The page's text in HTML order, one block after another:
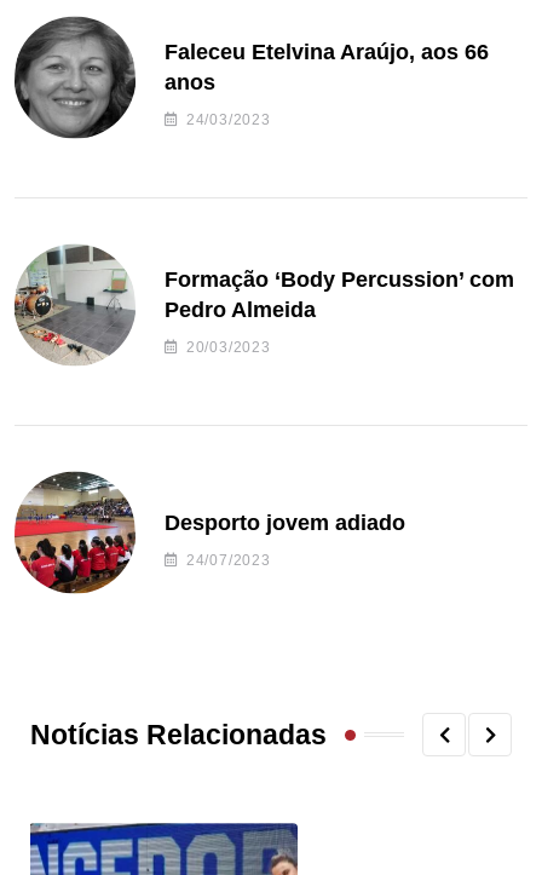
Faleceu Etelvina Araújo, aos 66
anos
24/03/2023
Formação ‘Body Percussion’ com
Pedro Almeida
20/03/2023
Desporto jovem adiado
24/07/2023
Notícias Relacionadas